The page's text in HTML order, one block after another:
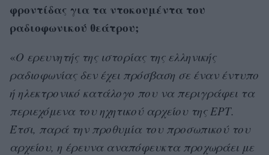
φροντίδας για τα ντοκουμέντα του
ραδιοφωνικού θεάτρου;
«Ο ερευνητής της ιστορίας της ελληνικής
ραδιοφωνίας δεν έχει πρόσβαση σε έναν έντυπο
ή ηλεκτρονικό κατάλογο που να περιγράφει τα
περιεχόμενα του ηχητικού αρχείου της ΕΡΤ.
Έτσι, παρά την προθυμία του προσωπικού του
αρχείου, η έρευνα αναπόφευκτα προχωράει με